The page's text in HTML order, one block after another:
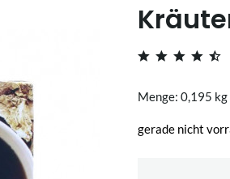
Menge: 0,195 kg
gerade nicht